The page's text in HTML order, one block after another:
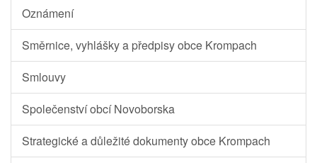
Oznámení
Směrnice, vyhlášky a předpisy obce Krompach
Smlouvy
Společenství obcí Novoborska
Strategické a důležité dokumenty obce Krompach